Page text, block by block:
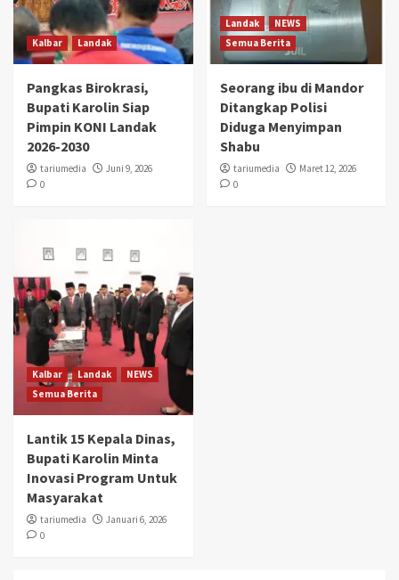
Kalbar Landak
Pangkas Birokrasi,
Bupati Karolin Siap
Pimpin KONI Landak
2026-2030
tariumedia
Juni 9, 2026
0
Landak
NEWS
Semua Berita
Seorang ibu di Mandor
Ditangkap Polisi
Diduga Menyimpan
Shabu
tariumedia
Maret 12, 2026
0
Kalbar Landak
NEWS
Semua Berita
Lantik 15 Kepala Dinas,
Bupati Karolin Minta
Inovasi Program Untuk
Masyarakat
tariumedia
Januari 6, 2026
0